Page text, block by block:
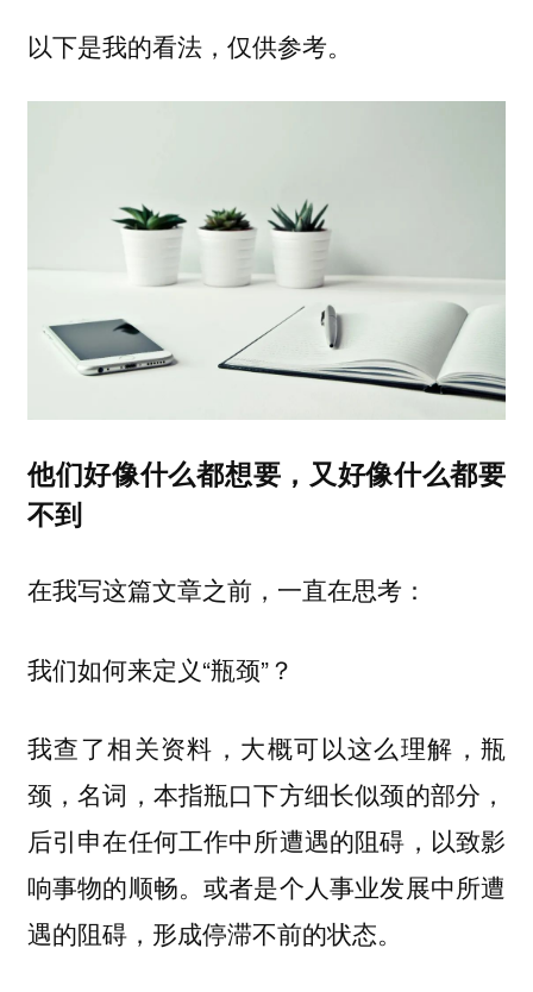
以下是我的看法，仅供参考。
他们好像什么都想要，又好像什么都要
不到
在我写这篇文章之前，一直在思考：
我们如何来定义“瓶颈”？
我查了相关资料，大概可以这么理解，瓶
颈，名词，本指瓶口下方细长似颈的部分，
后引申在任何工作中所遭遇的阻碍，以致影
响事物的顺畅。或者是个人事业发展中所遭
遇的阻碍，形成停滞不前的状态。